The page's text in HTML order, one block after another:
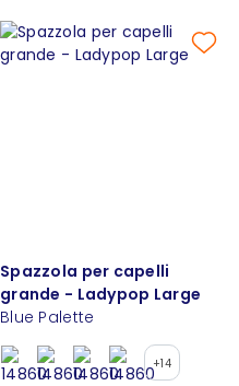
Spazzola per capelli
grande - Ladypop Large
Blue Palette
+14